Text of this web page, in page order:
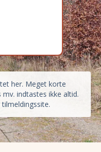
her. Meget korte
indtastes ikke altid.